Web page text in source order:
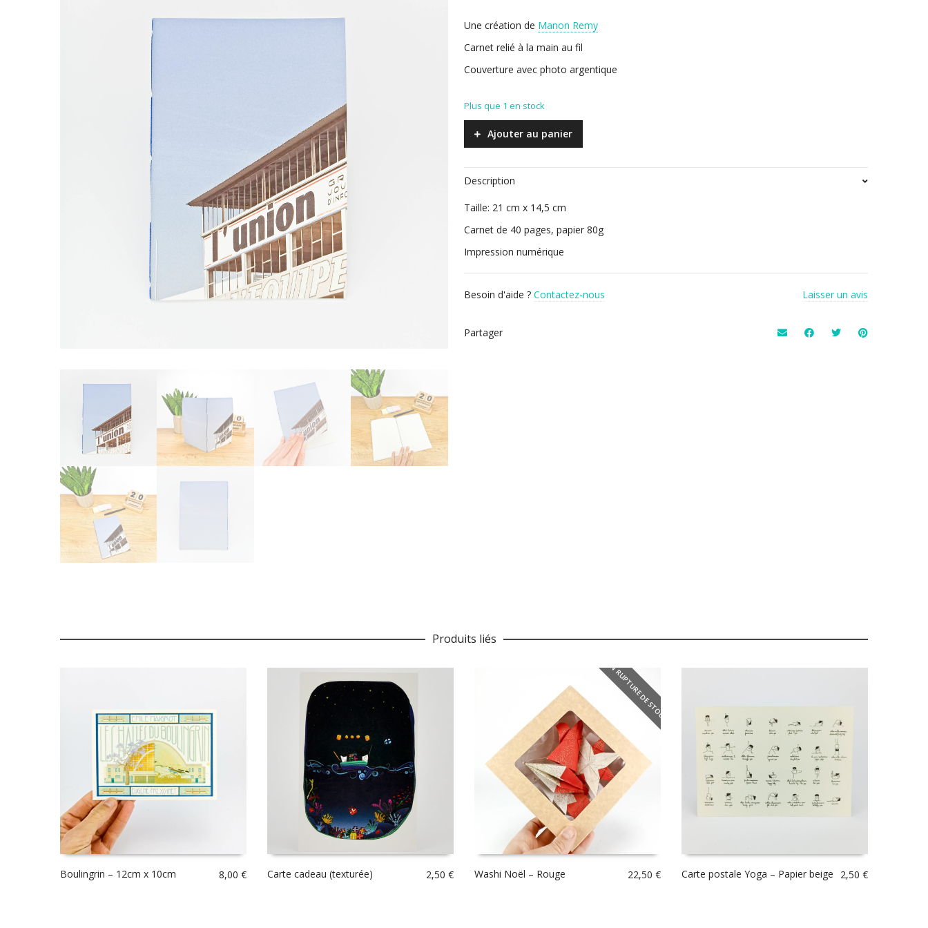
Une création de Manon Remy
Carnet relié à la main au fil
Couverture avec photo argentique
Plus que 1 en stock
Ajouter au panier
Description
Taille: 21 cm x 14,5 cm
Carnet de 40 pages, papier 80g
Impression numérique
Besoin d'aide ? Contactez-nous Laisser un avis
Partager
Produits liés
Boulingrin – 12cm x 10cm 8,00 € Carte cadeau (texturée) 2,50 €
EN RUPTURE DE STOCK
Washi Noël – Rouge 22,50 € Carte postale Yoga – Papier beige 2,50 €